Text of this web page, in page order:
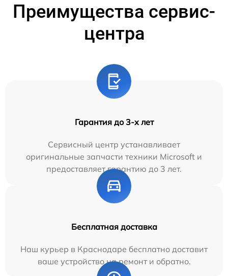
Преимущества сервис-
центра
Гарантия до 3-х лет
Сервисный центр устанавливает
оригинальные запчасти техники Microsoft и
предоставляет гарантию до 3 лет.
Бесплатная доставка
Наш курьер в Краснодаре бесплатно доставит
ваше устройство на ремонт и обратно.